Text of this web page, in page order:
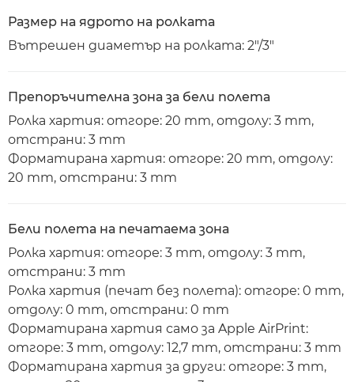
Размер на ядрото на ролката
Вътрешен диаметър на ролката: 2"/3"
Препоръчителна зона за бели полета
Ролка хартия: отгоре: 20 mm, отдолу: 3 mm,
отстрани: 3 mm
Форматирана хартия: отгоре: 20 mm, отдолу:
20 mm, отстрани: 3 mm
Бели полета на печатаема зона
Ролка хартия: отгоре: 3 mm, отдолу: 3 mm,
отстрани: 3 mm
Ролка хартия (печат без полета): отгоре: 0 mm,
отдолу: 0 mm, отстрани: 0 mm
Форматирана хартия само за Apple AirPrint:
отгоре: 3 mm, отдолу: 12,7 mm, отстрани: 3 mm
Форматирана хартия за други: отгоре: 3 mm,